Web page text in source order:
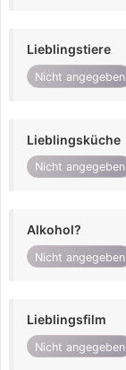
Lieblingstiere
Nicht angegeben
Lieblingsküche
Nicht angegeben
Alkohol?
Nicht angegeben
Lieblingsfilm
Nicht angegeben